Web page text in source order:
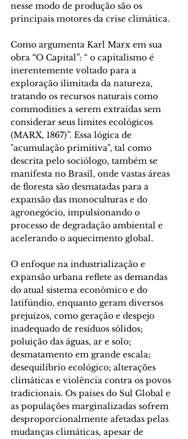
nesse modo de produção são os
principais motores da crise climática.
Como argumenta Karl Marx em sua
obra “O Capital”: “ o capitalismo é
inerentemente voltado para a
exploração ilimitada da natureza,
tratando os recursos naturais como
commodities a serem extraídas sem
considerar seus limites ecológicos
(MARX, 1867)”. Essa lógica de
"acumulação primitiva", tal como
descrita pelo sociólogo, também se
manifesta no Brasil, onde vastas áreas
de floresta são desmatadas para a
expansão das monoculturas e do
agronegócio, impulsionando o
processo de degradação ambiental e
acelerando o aquecimento global.
O enfoque na industrialização e
expansão urbana reflete as demandas
do atual sistema econômico e do
latifúndio, enquanto geram diversos
prejuízos, como geração e despejo
inadequado de resíduos sólidos;
poluição das águas, ar e solo;
desmatamento em grande escala;
desequilíbrio ecológico; alterações
climáticas e violência contra os povos
tradicionais. Os países do Sul Global e
as populações marginalizadas sofrem
desproporcionalmente afetadas pelas
mudanças climáticas, apesar de